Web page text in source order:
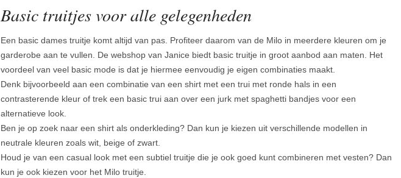
Basic truitjes voor alle gelegenheden
Een basic dames truitje komt altijd van pas. Profiteer daarom van de Milo in meerdere kleuren om je
garderobe aan te vullen. De webshop van Janice biedt basic truitje in groot aanbod aan maten. Het
voordeel van veel basic mode is dat je hiermee eenvoudig je eigen combinaties maakt.
Denk bijvoorbeeld aan een combinatie van een shirt met een trui met ronde hals in een
contrasterende kleur of trek een basic trui aan over een jurk met spaghetti bandjes voor een
alternatieve look.
Ben je op zoek naar een shirt als onderkleding? Dan kun je kiezen uit verschillende modellen in
neutrale kleuren zoals wit, beige of zwart.
Houd je van een casual look met een subtiel truitje die je ook goed kunt combineren met vesten? Dan
kun je ook kiezen voor het Milo truitje.